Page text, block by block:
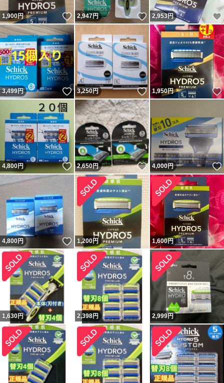
1,900円 いいね！
2,947円 いいね！
2,953円
3,499円 いいね！
3,250円 いいね！
1,950円
4,800円 いいね！
2,650円 いいね！
4,000円
4,800円 いいね！
1,200円 1,600円
1,630円 2,398円 2,999円